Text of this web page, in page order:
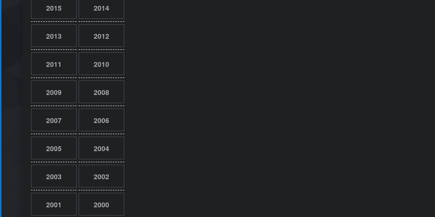
2015 2014
2013 2012
2011 2010
2009 2008
2007 2006
2005 2004
2003 2002
2001 2000